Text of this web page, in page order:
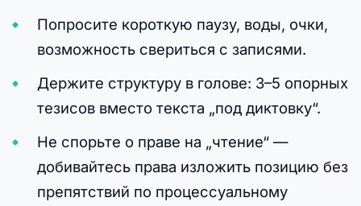
Попросите короткую паузу, воды, очки,
возможность свериться с записями.
Держите структуру в голове: 3–5 опорных
тезисов вместо текста „под диктовку“.
Не спорьте о праве на „чтение“ —
добивайтесь права изложить позицию без
препятствий по процессуальному